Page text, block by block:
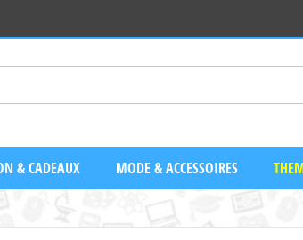
& CADEAUX MODE & ACCESSOIRES